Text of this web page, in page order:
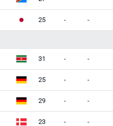
25 - -
31 - -
25 - -
29 - -
23 - -